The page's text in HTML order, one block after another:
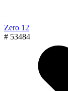
Zero 12
# 53484